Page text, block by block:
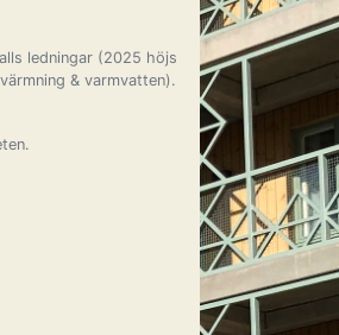
ledningar (2025 höjs
& varmvatten).